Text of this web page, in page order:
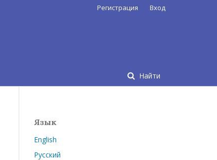
Найти
Регистрация Вход
Язык
English
Русский